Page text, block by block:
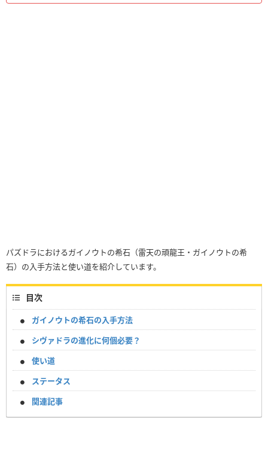
パズドラにおけるガイノウトの希石（雷天の頑龍王・ガイノウトの希
石）の入手方法と使い道を紹介しています。
目次
ガイノウトの希石の入手方法
シヴァドラの進化に何個必要？
使い道
ステータス
関連記事